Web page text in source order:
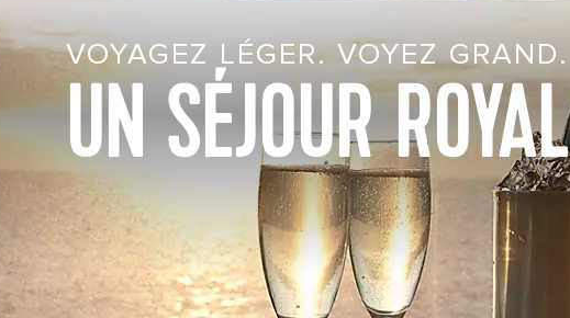
VOYAGEZ LÉGER. VOYEZ GRAND.
UN SÉJOUR ROYAL